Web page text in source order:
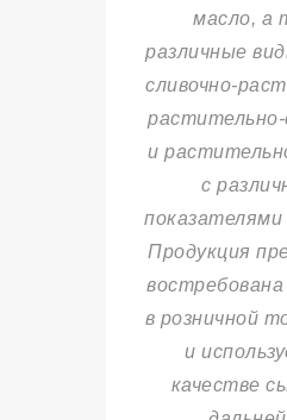
масло, а
различные
сливочно-
растительно-
и
с
Продукция
в розничной
и
качестве